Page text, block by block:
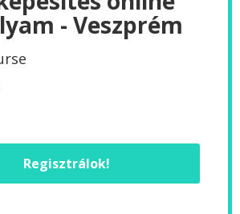
- Veszprém
Regisztrálok!